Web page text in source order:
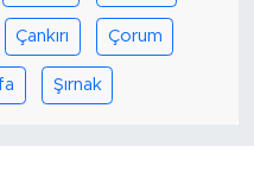
Çankırı Çorum
Şırnak